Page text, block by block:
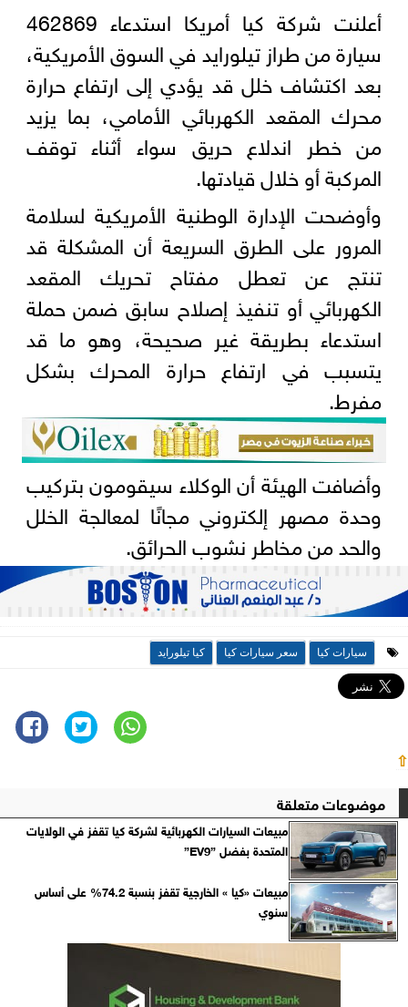
أعلنت شركة كيا أمريكا استدعاء 462869
سيارة من طراز تيلورايد في السوق الأمريكية،
بعد اكتشاف خلل قد يؤدي إلى ارتفاع حرارة
محرك المقعد الكهربائي الأمامي، بما يزيد
من خطر اندلاع حريق سواء أثناء توقف
المركبة أو خلال قيادتها.
وأوضحت الإدارة الوطنية الأمريكية لسلامة
المرور على الطرق السريعة أن المشكلة قد
تنتج عن تعطل مفتاح تحريك المقعد
الكهربائي أو تنفيذ إصلاح سابق ضمن حملة
استدعاء بطريقة غير صحيحة، وهو ما قد
يتسبب في ارتفاع حرارة المحرك بشكل
مفرط.
وأضافت الهيئة أن الوكلاء سيقومون بتركيب
وحدة مصهر إلكتروني مجانًا لمعالجة الخلل
والحد من مخاطر نشوب الحرائق.
سيارات كيا سعر سيارات كيا كيا تيلورايد
⇧
موضوعات متعلقة
مبيعات السيارات الكهربائية لشركة كيا تقفز في الولايات
المتحدة بفضل ”EV9”
مبيعات «كيا » الخارجية تقفز بنسبة 74.2% على أساس
سنوي